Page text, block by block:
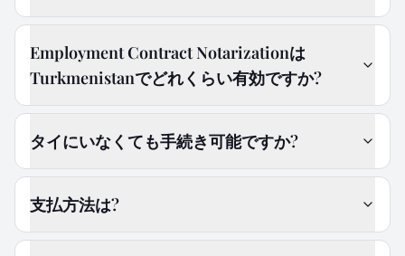
Employment Contract Notarizationは
Turkmenistanでどれくらい有効ですか?
タイにいなくても手続き可能ですか?
支払方法は?